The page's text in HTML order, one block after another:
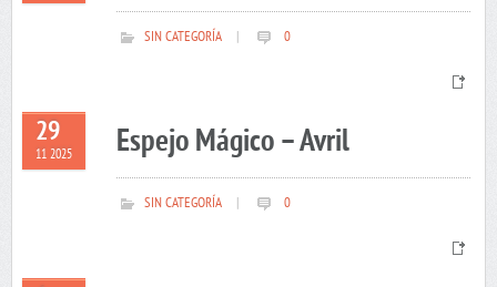
SIN CATEGORÍA 0
29
11 2025 Espejo Mágico – Avril
SIN CATEGORÍA 0